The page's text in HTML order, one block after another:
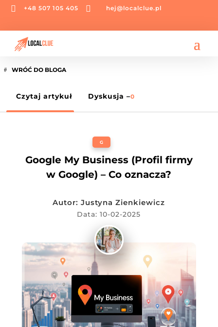
 +48 507 105 405  hej@localclue.pl
WRÓĆ DO BLOGA
Czytaj artykuł Dyskusja –0
G
Google My Business (Profil firmy
w Google) – Co oznacza?
Autor:Justyna Zienkiewicz
Data: 10-02-2025